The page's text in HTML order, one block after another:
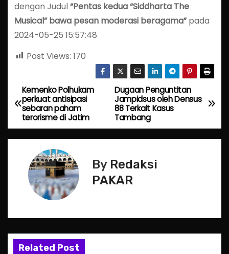
dengan Judul“Pentas kedua “Siddharta The
Musical” bawa pesan moderasi beragama”pada
2024-05-25 15:57:48
Post Views: 170
P
o
s
v
Dugaan Penguntitan
Jampidsus oleh Densus
88 Terkait Kasus
Tambang
Kemenko Polhukam
perkuat antisipasi
sebaran paham
terorisme di Jatim
By Redaksi
PAKAR
Related Post